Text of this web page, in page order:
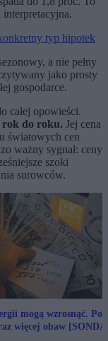
interpretacyjna.
typ hipotek
a nie pełny
jako prosty
gospodarce.
całej opowieści.
rok do roku. Jej cena
światowych cen
ważny sygnał: ceny
szoki
surowców.
mogą wzrosnąć.
więcej obaw